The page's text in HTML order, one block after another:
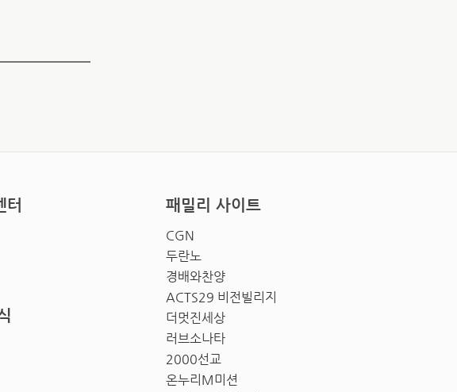
터 패밀리 사이트
CGN
두란노
경배와찬양
ACTS29 비전빌리지
더멋진세상
러브소나타
2000선교
온누리M미션